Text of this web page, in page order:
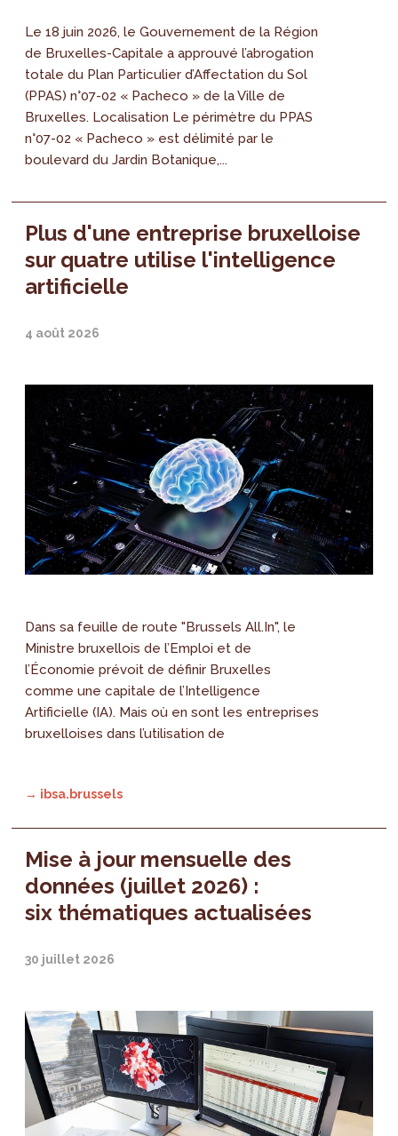
Le 18 juin 2026, le Gouvernement de la Région
de Bruxelles-Capitale a approuvé l’abrogation
totale du Plan Particulier d’Affectation du Sol
(PPAS) n°07-02 « Pacheco » de la Ville de
Bruxelles. Localisation Le périmètre du PPAS
n°07-02 « Pacheco » est délimité par le
boulevard du Jardin Botanique,...
Plus d'une entreprise bruxelloise
sur quatre utilise l'intelligence
artificielle
4 août 2026
Dans sa feuille de route "Brussels All.In", le
Ministre bruxellois de l’Emploi et de
l’Économie prévoit de définir Bruxelles
comme une capitale de l’Intelligence
Artificielle (IA). Mais où en sont les entreprises
bruxelloises dans l’utilisation de
→ ibsa.brussels
Mise à jour mensuelle des
données (juillet 2026) :
six thématiques actualisées
30 juillet 2026